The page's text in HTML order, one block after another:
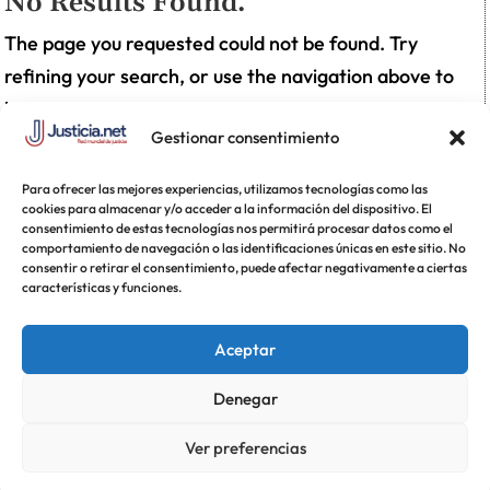
Gestionar consentimiento
Para ofrecer las mejores experiencias, utilizamos tecnologías como las
cookies para almacenar y/o acceder a la información del dispositivo. El
consentimiento de estas tecnologías nos permitirá procesar datos como el
comportamiento de navegación o las identificaciones únicas en este sitio. No
consentir o retirar el consentimiento, puede afectar negativamente a ciertas
características y funciones.
Aceptar
Denegar
Ver preferencias
The page you requested could not be found. Try
refining your search, or use the navigation above to
locate the post.
Diseñado porSABIKC